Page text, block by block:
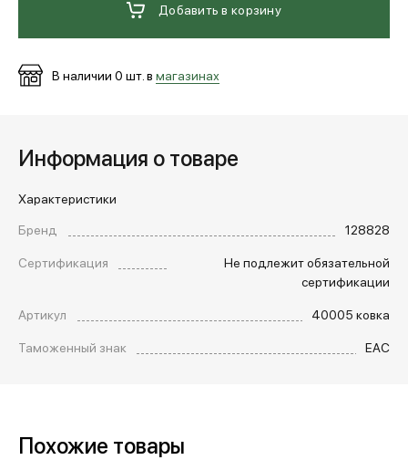
Добавить в корзину
В наличии 0 шт. в магазинах
Информация о товаре
Характеристики
Бренд
128828
Сертификация
Не подлежит обязательной
сертификации
Артикул
40005 ковка
Таможенный знак
EAC
Похожие товары